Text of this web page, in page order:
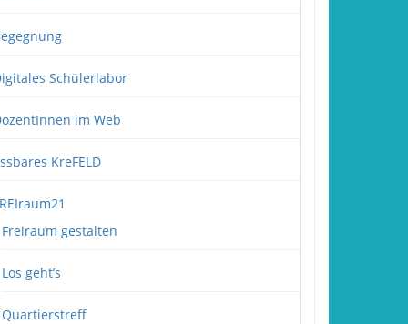
Schülerlabor
im Web
KreFELD
Freiraum gestalten
Los geht’s
Quartierstreff